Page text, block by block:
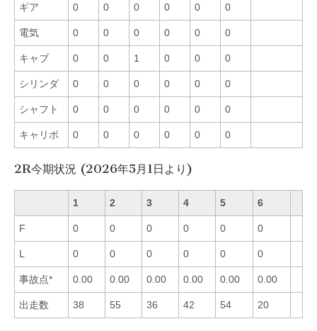
ギア 0 0 0 0 0 0
電気 0 0 0 0 0 0
キャブ 0 0 1 0 0 0
シリンダ 0 0 0 0 0 0
シャフト 0 0 0 0 0 0
キャリボ 0 0 0 0 0 0
2R今期状況 (2026年5月1日より)
1 2 3 4 5 6
F 0 0 0 0 0 0
L 0 0 0 0 0 0
事故点* 0.00 0.00 0.00 0.00 0.00 0.00
出走数 38 55 36 42 54 20